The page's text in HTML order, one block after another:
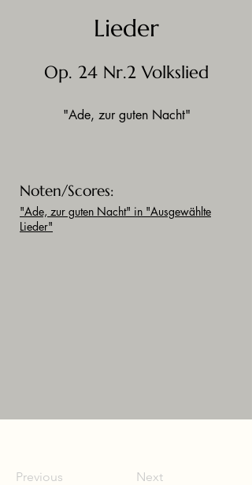
Lieder
Op. 24 Nr.2 Volkslied
"Ade, zur guten Nacht"
Noten/Scores:
"Ade, zur guten Nacht" in "Ausgewählte
Lieder"
Previous Next